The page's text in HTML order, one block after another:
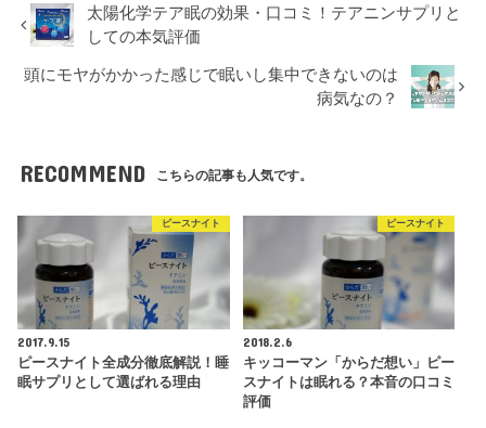
太陽化学テア眠の効果・口コミ！テアニンサプリと
しての本気評価
頭にモヤがかかった感じで眠いし集中できないのは
病気なの？
RECOMMEND こちらの記事も人気です。
ピースナイト
2017.9.15
ピースナイト全成分徹底解説！睡
眠サプリとして選ばれる理由
ピースナイト
2018.2.6
キッコーマン「からだ想い」ピー
スナイトは眠れる？本音の口コミ
評価